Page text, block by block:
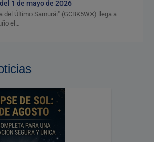
1 de mayo de 2026
del Último Samurái" (GCBK5WX) llega a
el…